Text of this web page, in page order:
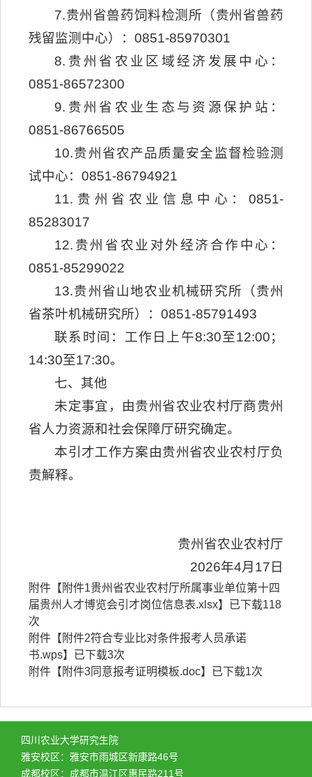
7.贵州省兽药饲料检测所（贵州省兽药
残留监测中心）：0851-85970301
8.贵州省农业区域经济发展中心：
0851-86572300
9.贵州省农业生态与资源保护站：
0851-86766505
10.贵州省农产品质量安全监督检验测
试中心：0851-86794921
11.贵州省农业信息中心：0851-
85283017
12.贵州省农业对外经济合作中心：
0851-85299022
13.贵州省山地农业机械研究所（贵州
省茶叶机械研究所）：0851-85791493
联系时间：工作日上午8:30至12:00；
14:30至17:30。
七、其他
未定事宜，由贵州省农业农村厅商贵州
省人力资源和社会保障厅研究确定。
本引才工作方案由贵州省农业农村厅负
责解释。
贵州省农业农村厅
2026年4月17日
附件【 附件1贵州省农业农村厅所属事业单位第十四
届贵州人才博览会引才岗位信息表.xlsx】已下载118
次
附件【 附件2符合专业比对条件报考人员承诺
书.wps】已下载3次
附件【 附件3同意报考证明模板.doc】已下载1次
四川农业大学研究生院
雅安校区：雅安市雨城区新康路46号
成都校区：成都市温江区惠民路211号